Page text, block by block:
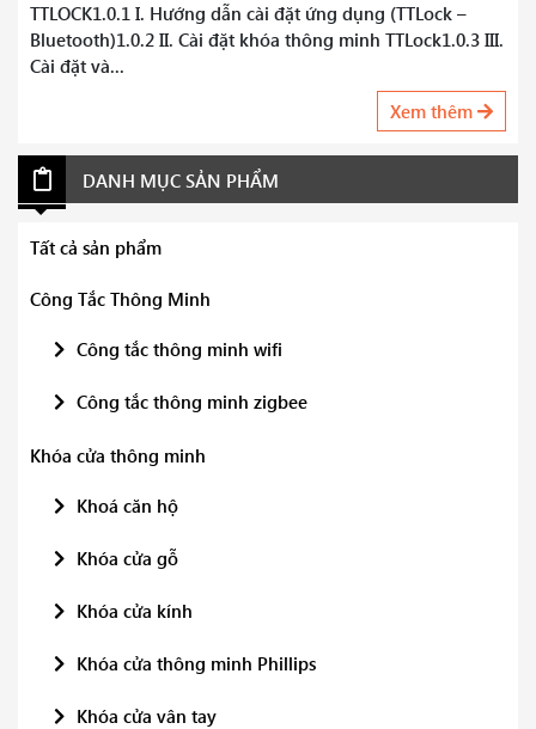
TTLOCK1.0.1 I. Hướng dẫn cài đặt ứng dụng (TTLock –
Bluetooth)1.0.2 II. Cài đặt khóa thông minh TTLock1.0.3 III.
Cài đặt và...
Xem thêm
DANH MỤC SẢN PHẨM
Tất cả sản phẩm
Công Tắc Thông Minh
Công tắc thông minh wifi
Công tắc thông minh zigbee
Khóa cửa thông minh
Khoá căn hộ
Khóa cửa gỗ
Khóa cửa kính
Khóa cửa thông minh Phillips
Khóa cửa vân tay